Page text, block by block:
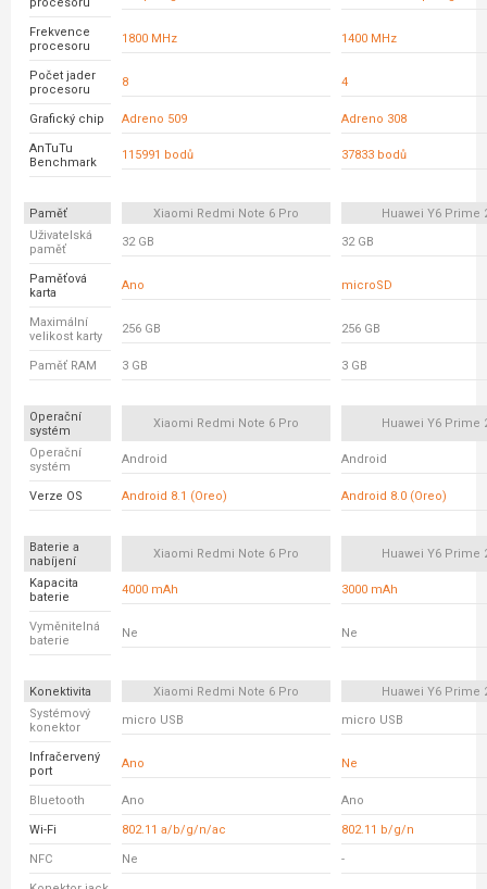
Frekvence
procesoru
1800 MHz 1400 MHz
Počet jader
procesoru
8 4
Grafický chip Adreno 509 Adreno 308
AnTuTu
Benchmark
115991 bodů 37833 bodů
Paměť Xiaomi Redmi Note 6 Pro
Huawei Y6 Prime
Uživatelská
paměť
32 GB 32 GB
Paměťová
karta
Ano microSD
Maximální
velikost karty
256 GB 256 GB
Paměť RAM 3 GB 3 GB
Operační
systém
Xiaomi Redmi Note 6 Pro Huawei Y6 Prime
Operační
systém
Android Android
Verze OS Android 8.1 (Oreo) Android 8.0 (Oreo)
Baterie a
nabíjení
Xiaomi Redmi Note 6 Pro Huawei Y6 Prime
Kapacita
baterie
4000 mAh 3000 mAh
Vyměnitelná
baterie
Ne Ne
Konektivita Xiaomi Redmi Note 6 Pro
Huawei Y6 Prime
Systémový
konektor
micro USB micro USB
Infračervený
port
Ano Ne
Bluetooth Ano Ano
Wi-Fi 802.11 a/b/g/n/ac 802.11 b/g/n
NFC Ne -